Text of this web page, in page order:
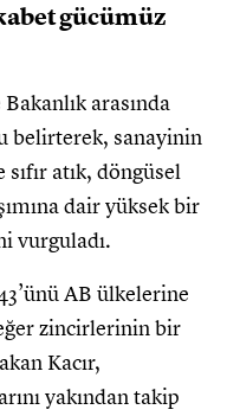
gücümüz
Bakanlık arasında
belirterek, sanayinin
atık, döngüsel
dair yüksek bir
vurguladı.
AB ülkelerine
zincirlerinin bir
Kacır,
yakından takip